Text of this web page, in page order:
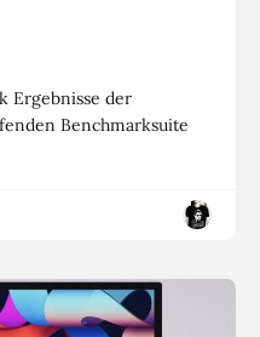
Ergebnisse der
Benchmarksuite